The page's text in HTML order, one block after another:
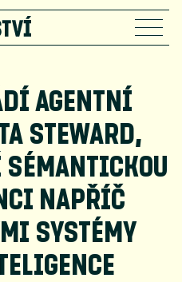
AGENTNÍ
STEWARD,
NAPŘÍČ
SYSTÉMY